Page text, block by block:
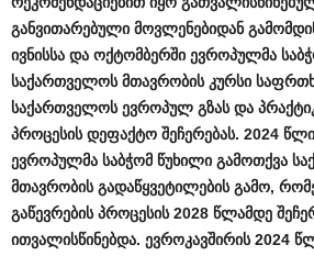
განვითარებული მოვლენებიდან
ივნისსა და ოქტომბერში ევროპულმა
საქართველოს მთავრობის კურსი
საქართველოს ევროპულ გზას და
პროცესის დეფაქტო შეჩერებას. 2024
ევროპულმა საბჭომ წუხილი გამოთქვა
მთავრობის გადაწყვეტილების გამო,
გაწევრების პროცესის2028 წლამდე
ითვალისწინებდა. ევროკავშირის2024